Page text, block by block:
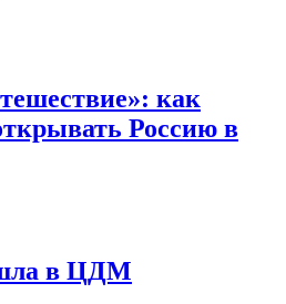
как
Россию в
в ЦДМ